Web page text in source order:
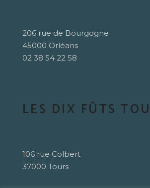
206 rue de Bourgogne
45000 Orléans
02 38 54 22 58
LES DIX FÛTS
106 rue Colbert
37000 Tours